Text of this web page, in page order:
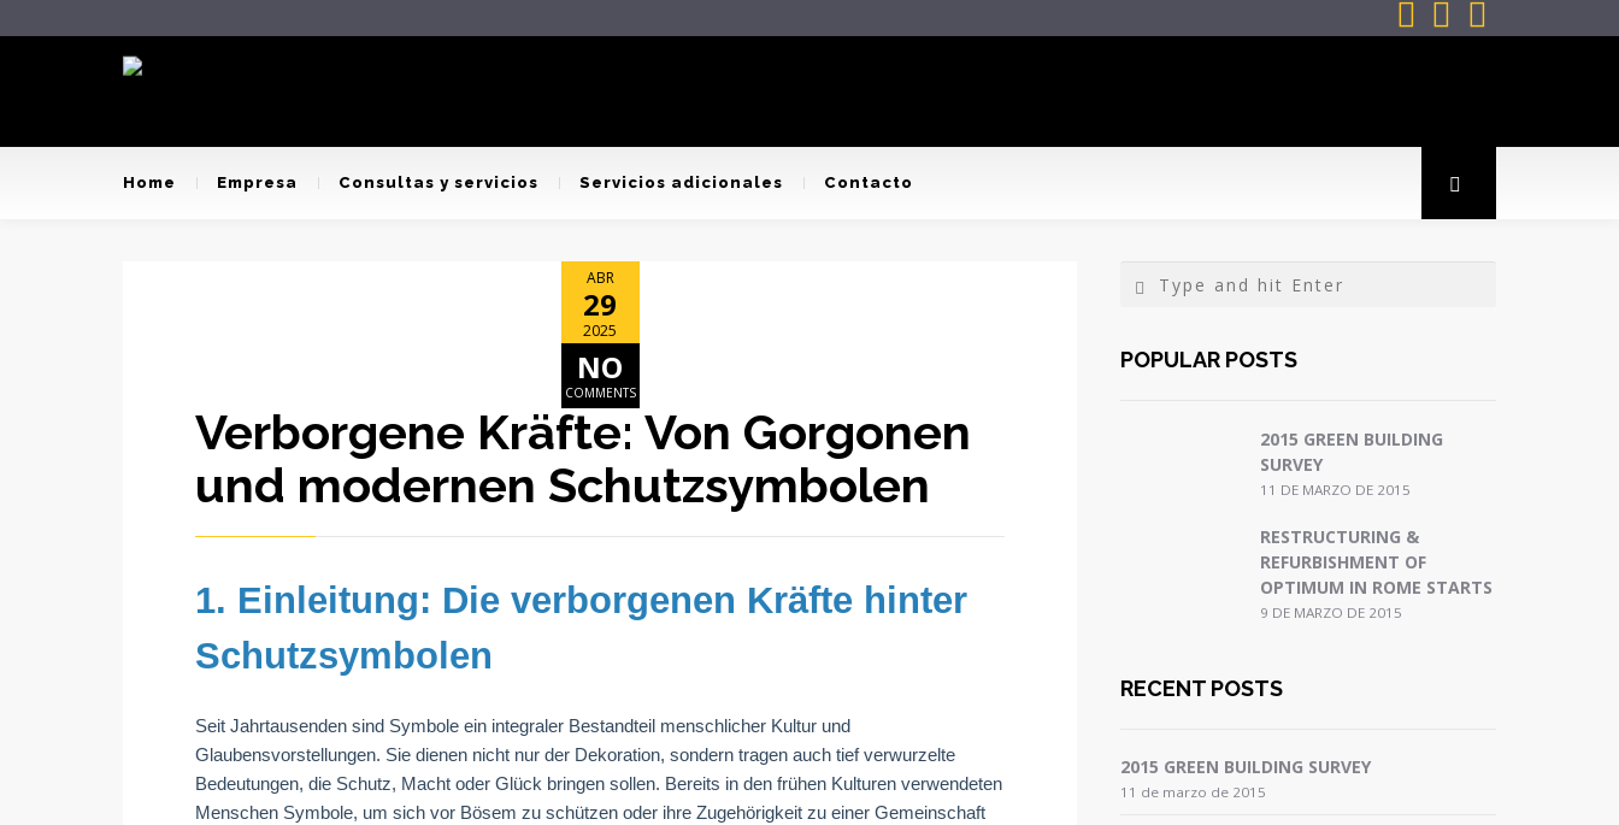
  
Home Empresa Consultas y servicios Servicios adicionales Contacto
ABR
29
2025
NO
COMMENTS
Verborgene Kräfte: Von Gorgonen
und modernen Schutzsymbolen
1. Einleitung: Die verborgenen Kräfte hinter
Schutzsymbolen
Seit Jahrtausenden sind Symbole ein integraler Bestandteil menschlicher Kultur und
Glaubensvorstellungen. Sie dienen nicht nur der Dekoration, sondern tragen auch tief verwurzelte
Bedeutungen, die Schutz, Macht oder Glück bringen sollen. Bereits in den frühen Kulturen verwendeten
Menschen Symbole, um sich vor Bösem zu schützen oder ihre Zugehörigkeit zu einer Gemeinschaft
POPULAR POSTS
2015 GREEN BUILDING
SURVEY
11 DE MARZO DE 2015
RESTRUCTURING &
REFURBISHMENT OF
OPTIMUM IN ROME STARTS
9 DE MARZO DE 2015
RECENT POSTS
2015 GREEN BUILDING SURVEY
11 de marzo de 2015